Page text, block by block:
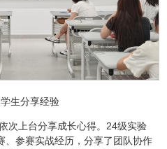
生分享经验
次上台分享成长心得。24级实验
、参赛实战经历，分享了团队协作